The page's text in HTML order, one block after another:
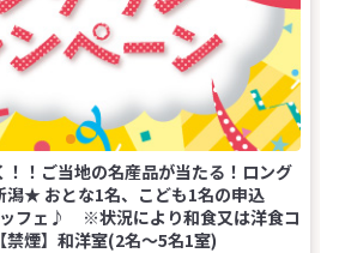
！！ご当地の名産品が当たる！ロング
★ おとな1名、こども1名の申込
フェ♪ ※状況により和食又は洋食コ
煙】和洋室(2名～5名1室)